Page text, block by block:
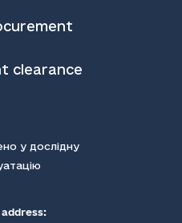
clearance
у дослідну